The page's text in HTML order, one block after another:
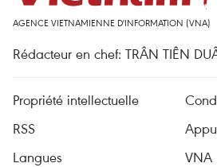
AGENCE VIETNAMIENNE D'INFORMATION (VNA)
Rédacteur en chef: TRÂN TIÊN
Propriété intellectuelle
RSS
Langues
VNA